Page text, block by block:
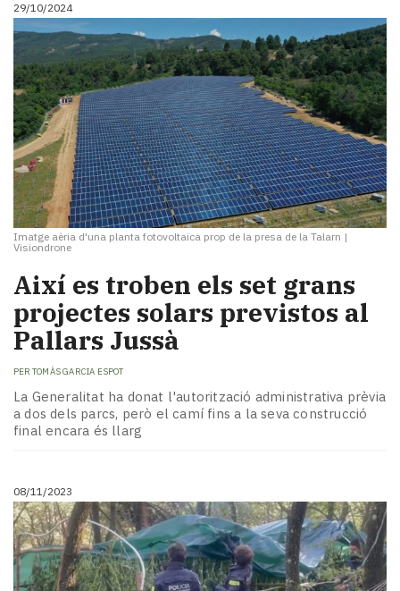
29/10/2024
Imatge aèria d'una planta fotovoltaica prop de la presa de la Talarn |
Visiondrone
Així es troben els set grans
projectes solars previstos al
Pallars Jussà
PER TOMÀS GARCIA ESPOT
La Generalitat ha donat l'autorització administrativa prèvia
a dos dels parcs, però el camí fins a la seva construcció
final encara és llarg
08/11/2023